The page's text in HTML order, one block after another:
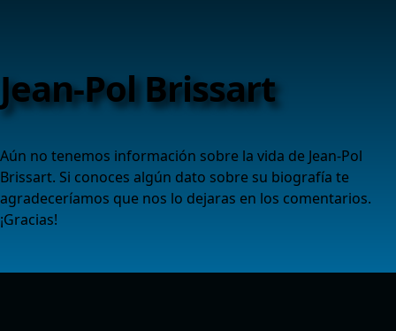
Jean-Pol Brissart
Aún no tenemos información sobre la vida de Jean-Pol
Brissart. Si conoces algún dato sobre su biografía te
agradeceríamos que nos lo dejaras en los comentarios.
¡Gracias!